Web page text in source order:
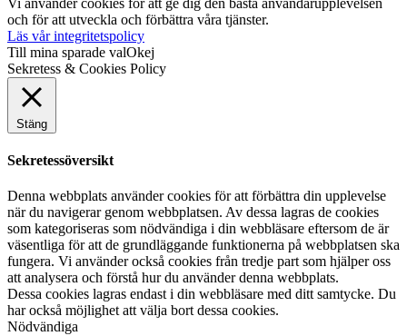
och för att utveckla och förbättra våra tjänster.
Läs vår integritetspolicy
Till mina sparade valOkej
Sekretess & Cookies Policy
Stäng
Sekretessöversikt
Denna webbplats använder cookies för att förbättra din upplevelse
när du navigerar genom webbplatsen. Av dessa lagras de cookies
som kategoriseras som nödvändiga i din webbläsare eftersom de är
väsentliga för att de grundläggande funktionerna på webbplatsen ska
fungera. Vi använder också cookies från tredje part som hjälper oss
att analysera och förstå hur du använder denna webbplats.
Dessa cookies lagras endast i din webbläsare med ditt samtycke. Du
har också möjlighet att välja bort dessa cookies.
Nödvändiga